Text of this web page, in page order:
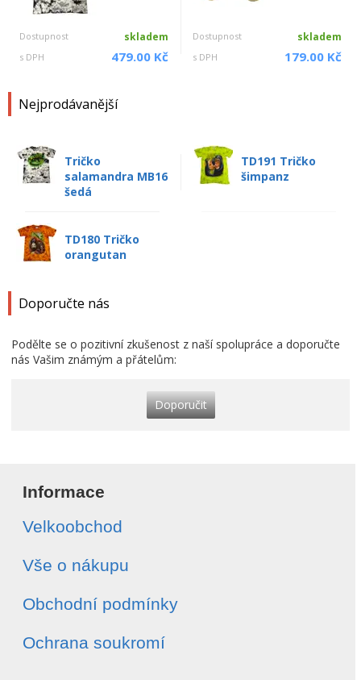
Dostupnost skladem
s DPH 479.00 Kč
Dostupnost skladem
s DPH 179.00 Kč
Nejprodávanější
Tričko
salamandra MB16
šedá
TD191 Tričko
šimpanz
TD180 Tričko
orangutan
Doporučte nás
Podělte se o pozitivní zkušenost z naší spolupráce a doporučte
nás Vašim známým a přátelům:
Doporučit
Informace
Velkoobchod
Vše o nákupu
Obchodní podmínky
Ochrana soukromí